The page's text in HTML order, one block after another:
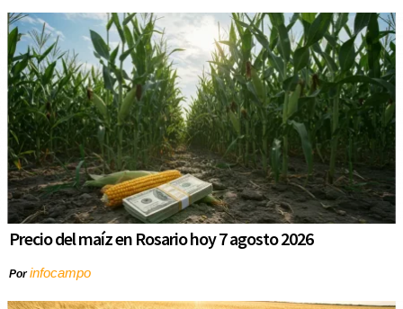
Precio del maíz en Rosario hoy 7 agosto 2026
Porinfocampo